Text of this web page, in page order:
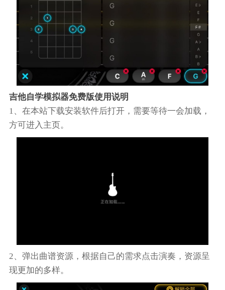
吉他自学模拟器免费版使用说明
1、在本站下载安装软件后打开，需要等待一会加载，
方可进入主页。
2、弹出曲谱资源，根据自己的需求点击演奏，资源呈
现更加的多样。